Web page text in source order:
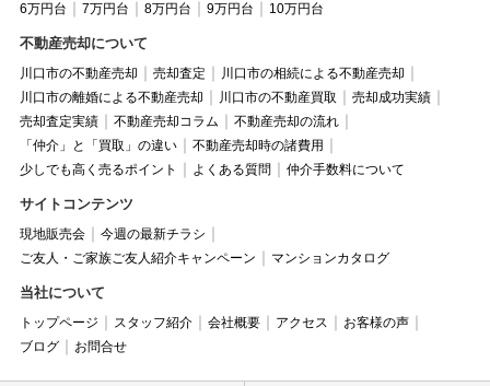
6万円台 7万円台 8万円台 9万円台 10万円台
不動産売却について
川口市の不動産売却 売却査定
川口市の相続による不動産売却
川口市の離婚による不動産売却
川口市の不動産買取
売却成功実績
売却査定実績
不動産売却コラム
不動産売却の流れ
「仲介」と「買取」の違い
不動産売却時の諸費用
少しでも高く売るポイント
よくある質問 仲介手数料について
サイトコンテンツ
現地販売会
今週の最新チラシ
ご友人・ご家族ご友人紹介キャンペーン
マンションカタログ
当社について
トップページ スタッフ紹介 会社概要 アクセス
お客様の声
ブログ
お問合せ